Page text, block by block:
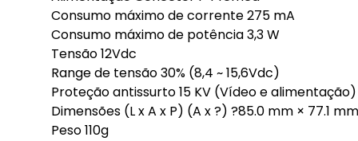
Consumo máximo de corrente 275 mA
Consumo máximo de potência 3,3 W
Tensão 12Vdc
Range de tensão 30% (8,4 ~ 15,6Vdc)
Proteção antissurto 15 KV (Vídeo e alimentação)
Dimensões (L x A x P) (A x ?) ?85.0 mm × 77.1 mm
Peso 110g